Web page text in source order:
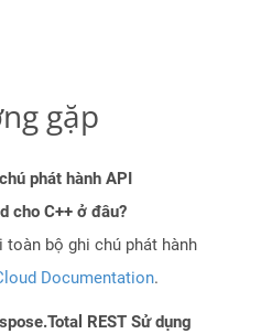
gặp
phát hành API
cho C++ ở đâu?
toàn bộ ghi chú phát hành
Documentation.
REST Sử dụng